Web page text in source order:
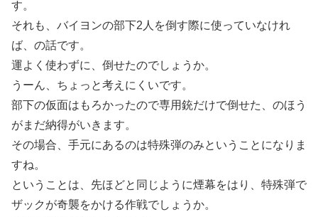
す。
それも、バイヨンの部下2人を倒す際に使っていなけれ
ば、の話です。
運よく使わずに、倒せたのでしょうか。
うーん、ちょっと考えにくいです。
部下の仮面はもろかったので専用銃だけで倒せた、のほう
がまだ納得がいきます。
その場合、手元にあるのは特殊弾のみということになりま
すね。
ということは、先ほどと同じように煙幕をはり、特殊弾で
ザックが奇襲をかける作戦でしょうか。